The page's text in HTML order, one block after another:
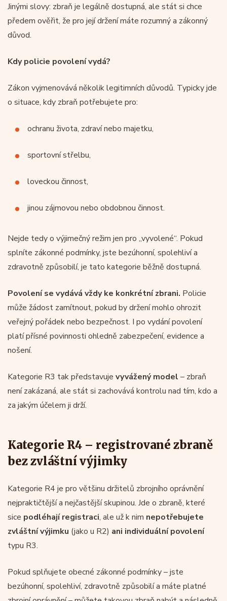
Jinými slovy: zbraň je legálně dostupná, ale stát si chce
předem ověřit, že pro její držení máte rozumný a zákonný
důvod.
Kdy policie povolení vydá?
Zákon vyjmenovává několik legitimních důvodů. Typicky jde
o situace, kdy zbraň potřebujete pro:
ochranu života, zdraví nebo majetku,
sportovní střelbu,
loveckou činnost,
jinou zájmovou nebo obdobnou činnost.
Nejde tedy o výjimečný režim jen pro „vyvolené“. Pokud
splníte zákonné podmínky, jste bezúhonní, spolehliví a
zdravotně způsobilí, je tato kategorie běžně dostupná.
Povolení se vydává vždy ke konkrétní zbrani. Policie
může žádost zamítnout, pokud by držení mohlo ohrozit
veřejný pořádek nebo bezpečnost. I po vydání povolení
platí přísné povinnosti ohledně zabezpečení, evidence a
nošení.
Kategorie R3 tak představuje vyvážený model – zbraň
není zakázaná, ale stát si zachovává kontrolu nad tím, kdo a
za jakým účelem ji drží.
Kategorie R4 – registrované zbraně
bez zvláštní výjimky
Kategorie R4 je pro většinu držitelů zbrojního oprávnění
nejpraktičtější a nejčastější skupinou. Jde o zbraně, které
sice podléhají registraci, ale už k nim nepotřebujete
zvláštní výjimku (jako u R2) ani individuální povolení
typu R3.
Pokud splňujete obecné zákonné podmínky – jste
bezúhonní, spolehliví, zdravotně způsobilí a máte platné